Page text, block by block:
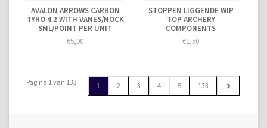
AVALON ARROWS CARBON
TYRO 4.2 WITH VANES/NOCK
SML/POINT PER UNIT
€5,00
STOPPEN LIGGENDE WIP
TOP ARCHERY
COMPONENTS
€1,50
Pagina 1 van 133 1 2 3 4 5 133